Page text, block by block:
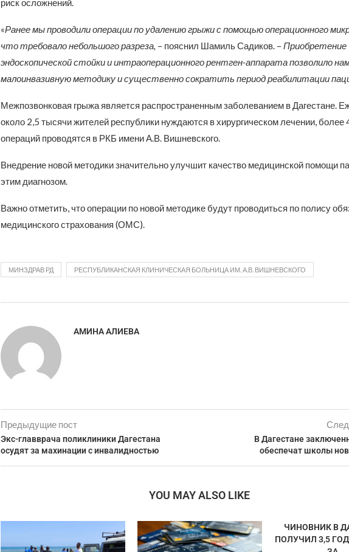
риск осложнений.
«Ранее мы проводили операции по удалению грыжи с помощью операционного
что требовало небольшого разреза, – пояснил Шамиль Садиков. – Приобретение
эндоскопической стойки и интраоперационного рентген-аппарата позволило
малоинвазивную методику и существенно сократить период реабилитации
Межпозвонковая грыжа является распространенным заболеванием в Дагестане.
около 2,5 тысячи жителей республики нуждаются в хирургическом лечении, более
операций проводятся в РКБ имени А.В. Вишневского.
Внедрение новой методики значительно улучшит качество медицинской помощи
этим диагнозом.
Важно отметить, что операции по новой методике будут проводиться по полису
медицинского страхования (ОМС).
МИНЗДРАВ РД РЕСПУБЛИКАНСКАЯ КЛИНИЧЕСКАЯ БОЛЬНИЦА ИМ. А.В. ВИШНЕВСКОГО
АМИНА АЛИЕВА
Предыдущие пост
Экс-главврача поликлиники Дагестана
осудят за махинации с инвалидностью
В Дагестане
обеспечат школы
YOU MAY ALSO LIKE
ЧИНОВНИК В
ПОЛУЧИЛ 3,5